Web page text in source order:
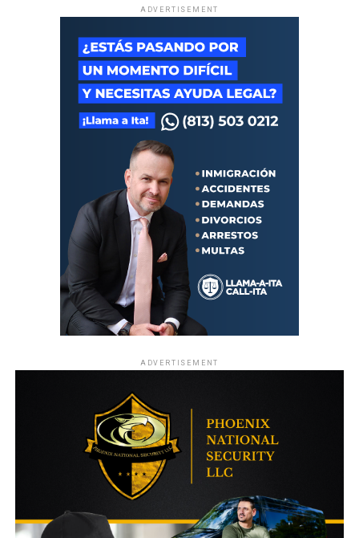
ADVERTISEMENT
ADVERTISEMENT